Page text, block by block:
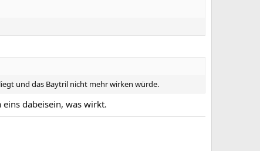
und das Baytril nicht mehr wirken würde.
eins dabeisein, was wirkt.